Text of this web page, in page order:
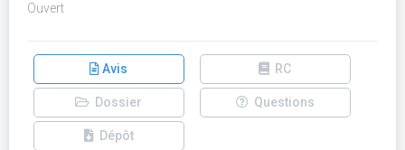
Ouvert
Avis RC
Dossier Questions
Dépôt